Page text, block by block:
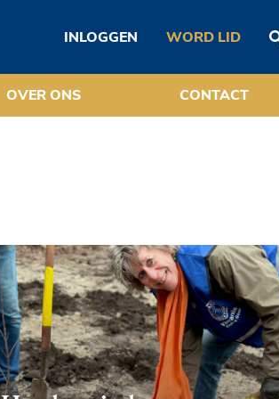
INLOGGEN WORD LID
OVER ONS CONTACT